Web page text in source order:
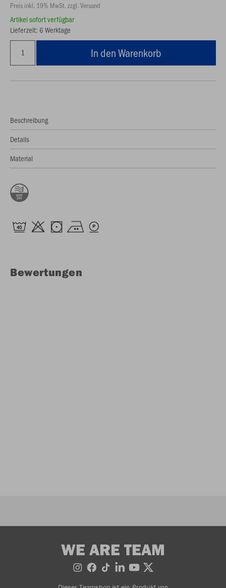
Preis inkl. 19% MwSt. zzgl. Versand
Artikel sofort verfügbar
Lieferzeit: 6 Werktage
In den Warenkorb
Beschreibung
Details
Material
Bewertungen
WE ARE TEAM